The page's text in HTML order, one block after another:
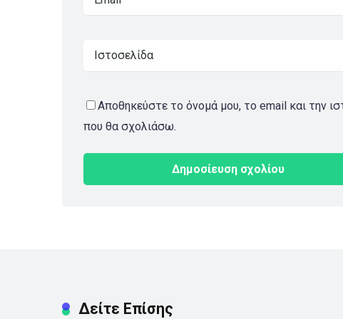
Αποθηκεύστε το όνομά μου, το email και την
που θα σχολιάσω.
Δείτε Επίσης